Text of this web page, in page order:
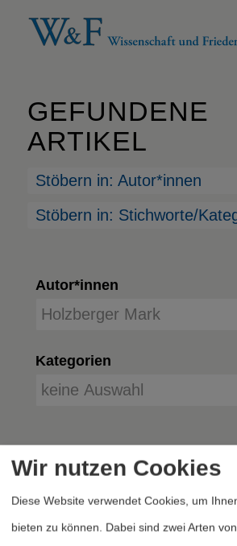
GEFUNDENE
ARTIKEL
Stöbern in: Autor*innen
Stöbern in: Stichworte/
Autor*innen
Kategorien
Wir nutzen Cookies
Diese Website verwendet Cookies, um
bieten zu können. Dabei sind zwei Arten